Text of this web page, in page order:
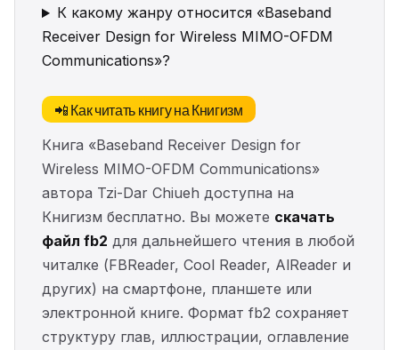
К какому жанру относится «Baseband
Receiver Design for Wireless MIMO-OFDM
Communications»?
📲 Как читать книгу на Книгизм
Книга «Baseband Receiver Design for
Wireless MIMO-OFDM Communications»
автора Tzi-Dar Chiueh доступна на
Книгизм бесплатно. Вы можете скачать
файл fb2 для дальнейшего чтения в любой
читалке (FBReader, Cool Reader, AlReader и
других) на смартфоне, планшете или
электронной книге. Формат fb2 сохраняет
структуру глав, иллюстрации, оглавление